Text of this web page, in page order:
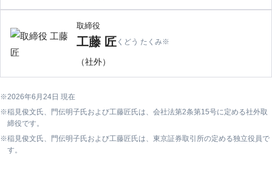
取締役
工藤 匠 くどう たくみ※
（社外）
2026年6月24日 現在
稲見俊文氏、門伝明子氏および工藤匠氏は、会社法第2条第15号に定める社外取
締役です。
稲見俊文氏、門伝明子氏および工藤匠氏は、東京証券取引所の定める独立役員で
す。